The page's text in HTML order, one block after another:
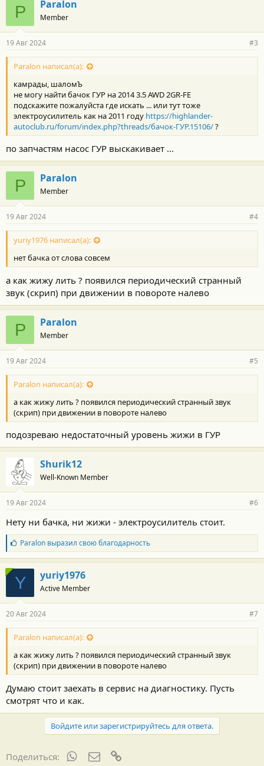
P Paralon
Member
19 Авг 2024 #3
Paralon написал(а):
камрады, шаломЪ
не могу найти бачок ГУР на 2014 3.5 AWD 2GR-FE
подскажите пожалуйста где искать ... или тут тоже
электроусилитель как на 2011 году https://highlander-
autoclub.ru/forum/index.php?threads/бачок-ГУР.15106/?
по запчастям насос ГУР выскакивает ...
P Paralon
Member
19 Авг 2024 #4
yuriy1976 написал(а):
нет бачка от слова совсем
а как жижу лить ? появился периодический странный
звук (скрип) при движении в повороте налево
P Paralon
Member
19 Авг 2024 #5
Paralon написал(а):
а как жижу лить ? появился периодический странный звук
(скрип) при движении в повороте налево
подозреваю недостаточный уровень жижи в ГУР
Shurik12
Well-Known Member
19 Авг 2024 #6
Нету ни бачка, ни жижи - электроусилитель стоит.
Б
л
а
г
о
д
а
н
о
с
и
:
Paralonвыразил свою благодарность
Y yuriy1976
Active Member
20 Авг 2024 #7
Paralon написал(а):
а как жижу лить ? появился периодический странный звук
(скрип) при движении в повороте налево
Думаю стоит заехать в сервис на диагностику. Пусть
смотрят что и как.
Войдите или зарегистрируйтесь для ответа.
Поделиться: WhatsAppЭлектронная почта